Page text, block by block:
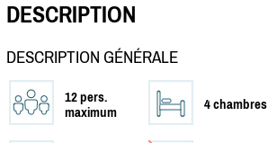
DESCRIPTION
DESCRIPTION GÉNÉRALE
12 pers.
maximum
4 chambres